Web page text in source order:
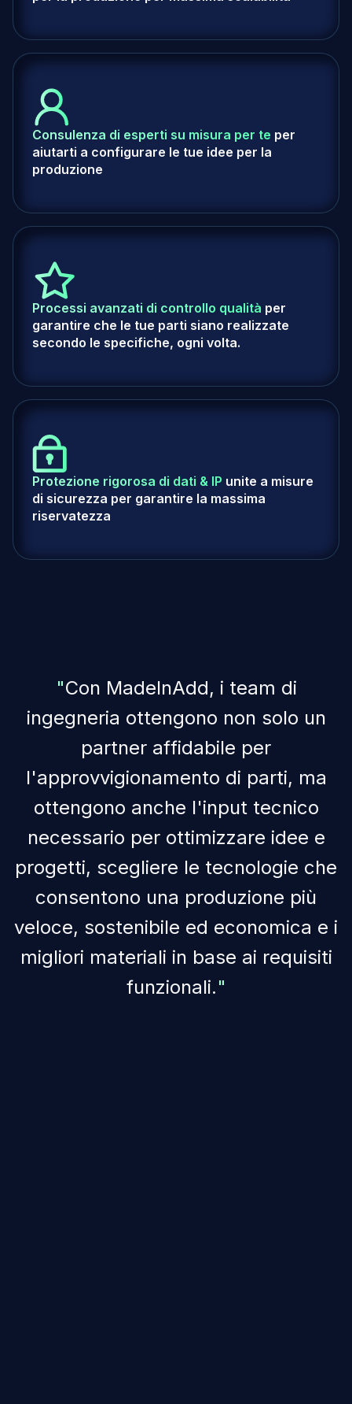
Consulenza di esperti su misura per te per
aiutarti a configurare le tue idee per la
produzione
Processi avanzati di controllo qualità per
garantire che le tue parti siano realizzate
secondo le specifiche, ogni volta.
Protezione rigorosa di dati & IP unite a misure
di sicurezza per garantire la massima
riservatezza
"Con MadeInAdd, i team di
ingegneria ottengono non solo un
partner affidabile per
l'approvvigionamento di parti, ma
ottengono anche l'input tecnico
necessario per ottimizzare idee e
progetti, scegliere le tecnologie che
consentono una produzione più
veloce, sostenibile ed economica e i
migliori materiali in base ai requisiti
funzionali."